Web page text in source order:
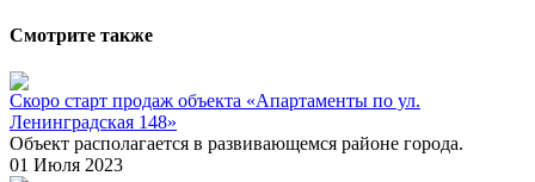
Смотрите также
Скоро старт продаж объекта «Апартаменты по ул.
Ленинградская 148»
Объект располагается в развивающемся районе города.
01 Июля 2023